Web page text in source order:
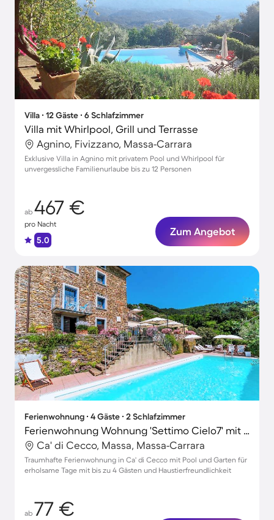
Villa ∙ 12 Gäste ∙ 6 Schlafzimmer
Villa mit Whirlpool, Grill und Terrasse
Agnino, Fivizzano, Massa-Carrara
Exklusive Villa in Agnino mit privatem Pool und Whirlpool für
unvergessliche Familienurlaube bis zu 12 Personen
ab 467 €
pro Nacht
5.0
Zum Angebot
Ferienwohnung ∙ 4 Gäste ∙ 2 Schlafzimmer
Ferienwohnung Wohnung 'Settimo Cielo7' mit Schwimmbad
Ca' di Cecco, Massa, Massa-Carrara
Traumhafte Ferienwohnung in Ca' di Cecco mit Pool und Garten für
erholsame Tage mit bis zu 4 Gästen und Haustierfreundlichkeit
ab 77 €